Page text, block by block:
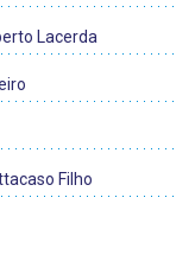
Lacerda
Filho